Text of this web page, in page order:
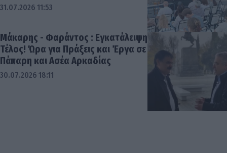
31.07.2026 11:53
Μάκαρης - Φαράντος : Εγκατάλειψη
Τέλος! Ώρα για Πράξεις και Έργα σε
Πάπαρη και Ασέα Αρκαδίας
30.07.2026 18:11